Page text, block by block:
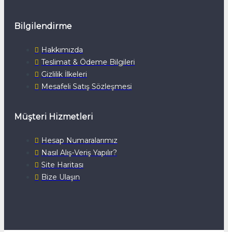
Bilgilendirme
Hakkımızda
Teslimat & Ödeme Bilgileri
Gizlilik İlkeleri
Mesafeli Satış Sözleşmesi
Müşteri Hizmetleri
Hesap Numaralarımız
Nasıl Alış-Veriş Yapılır?
Site Haritası
Bize Ulaşın